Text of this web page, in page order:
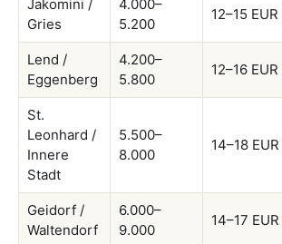
Jakomini /
Gries
4.000–
5.200
12–15 EUR
Lend /
Eggenberg
4.200–
5.800
12–16 EUR
St.
Leonhard /
Innere
Stadt
5.500–
8.000
14–18 EUR
Geidorf /
Waltendorf
6.000–
9.000
14–17 EUR